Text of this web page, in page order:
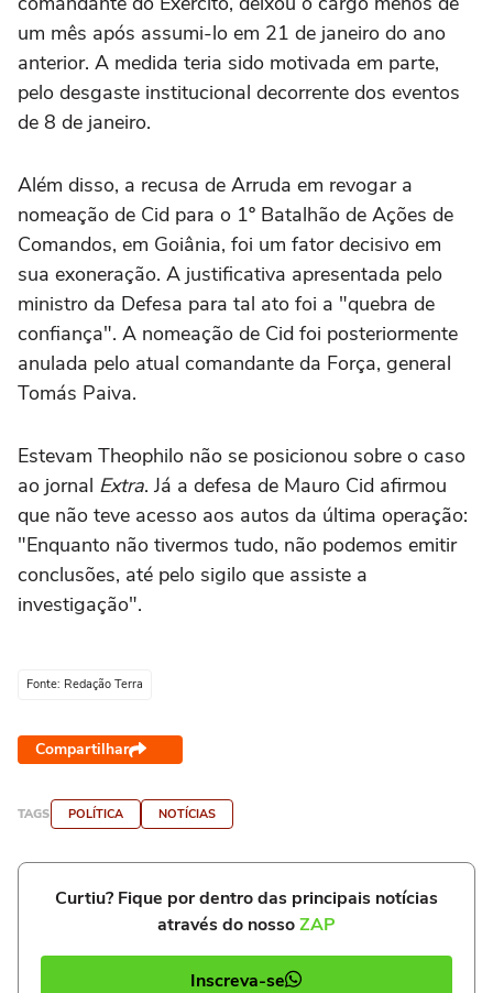
um mês após assumi-lo em 21 de janeiro do ano
anterior. A medida teria sido motivada em parte,
pelo desgaste institucional decorrente dos eventos
de 8 de janeiro.
Além disso, a recusa de Arruda em revogar a
nomeação de Cid para o 1º Batalhão de Ações de
Comandos, em Goiânia, foi um fator decisivo em
sua exoneração. A justificativa apresentada pelo
ministro da Defesa para tal ato foi a "quebra de
confiança". A nomeação de Cid foi posteriormente
anulada pelo atual comandante da Força, general
Tomás Paiva.
Estevam Theophilo não se posicionou sobre o caso
ao jornal Extra. Já a defesa de Mauro Cid afirmou
que não teve acesso aos autos da última operação:
"Enquanto não tivermos tudo, não podemos emitir
conclusões, até pelo sigilo que assiste a
investigação".
Fonte: Redação Terra
Compartilhar
TAGS POLÍTICA NOTÍCIAS
Curtiu? Fique por dentro das principais notícias
através do nossoZAP
Inscreva-se